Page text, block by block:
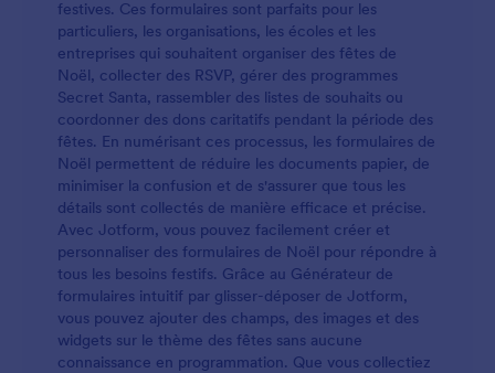
festives. Ces formulaires sont parfaits pour les
particuliers, les organisations, les écoles et les
entreprises qui souhaitent organiser des fêtes de
Noël, collecter des RSVP, gérer des programmes
Secret Santa, rassembler des listes de souhaits ou
coordonner des dons caritatifs pendant la période des
fêtes. En numérisant ces processus, les formulaires de
Noël permettent de réduire les documents papier, de
minimiser la confusion et de s'assurer que tous les
détails sont collectés de manière efficace et précise.
Avec Jotform, vous pouvez facilement créer et
personnaliser des formulaires de Noël pour répondre à
tous les besoins festifs. Grâce au Générateur de
formulaires intuitif par glisser-déposer de Jotform,
vous pouvez ajouter des champs, des images et des
widgets sur le thème des fêtes sans aucune
connaissance en programmation. Que vous collectiez